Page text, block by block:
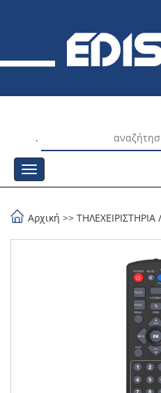
.
Αρχική >> ΤΗΛΕΧΕΙΡΙΣΤΗΡΙΑ /